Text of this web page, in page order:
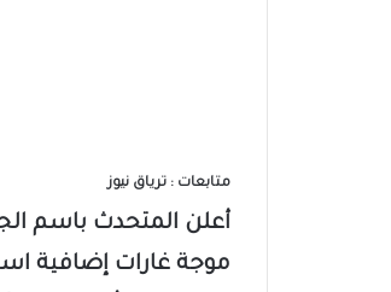
متابعات : ترياق نيوز
أعلن المتحدث باسم
موجة غارات إضافية